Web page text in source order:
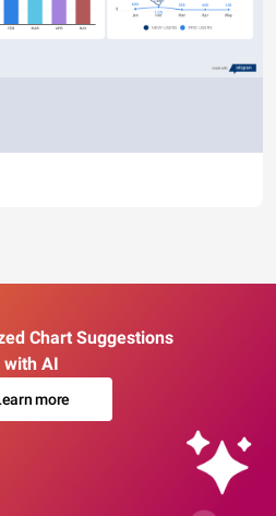
Chart Suggestions
with AI
more